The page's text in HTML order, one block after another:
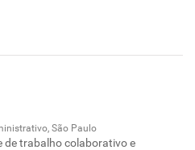
São Paulo
de trabalho colaborativo e